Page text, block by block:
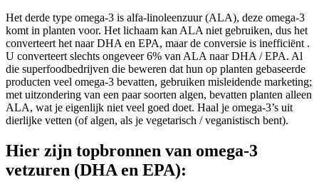
Het derde type omega-3 is alfa-linoleenzuur (ALA), deze omega-3
komt in planten voor. Het lichaam kan ALA niet gebruiken, dus het
converteert het naar DHA en EPA, maar de conversie is inefficiënt .
U converteert slechts ongeveer 6% van ALA naar DHA / EPA. Al
die superfoodbedrijven die beweren dat hun op planten gebaseerde
producten veel omega-3 bevatten, gebruiken misleidende marketing;
met uitzondering van een paar soorten algen, bevatten planten alleen
ALA, wat je eigenlijk niet veel goed doet. Haal je omega-3’s uit
dierlijke vetten (of algen, als je vegetarisch / veganistisch bent).
Hier zijn topbronnen van omega-3
vetzuren (DHA en EPA):